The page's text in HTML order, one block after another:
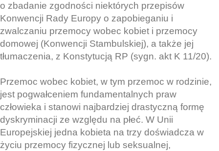
o zbadanie zgodności niektórych przepisów
Konwencji Rady Europy o zapobieganiu i
zwalczaniu przemocy wobec kobiet i przemocy
domowej (Konwencji Stambulskiej), a także jej
tłumaczenia, z Konstytucją RP (sygn. akt K 11/20).
Przemoc wobec kobiet, w tym przemoc w rodzinie,
jest pogwałceniem fundamentalnych praw
człowieka i stanowi najbardziej drastyczną formę
dyskryminacji ze względu na płeć. W Unii
Europejskiej jedna kobieta na trzy doświadcza w
życiu przemocy fizycznej lub seksualnej,